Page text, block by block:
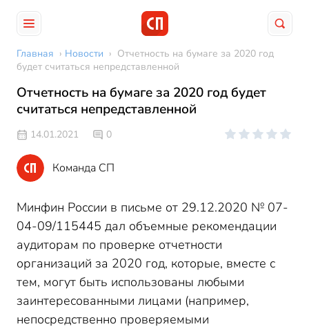
Главная › Новости › Отчетность на бумаге за 2020 год
будет считаться непредставленной
Отчетность на бумаге за 2020 год будет
считаться непредставленной
14.01.2021 0
Команда СП
Минфин России в письме от 29.12.2020 № 07-
04-09/115445 дал объемные рекомендации
аудиторам по проверке отчетности
организаций за 2020 год, которые, вместе с
тем, могут быть использованы любыми
заинтересованными лицами (например,
непосредственно проверяемыми